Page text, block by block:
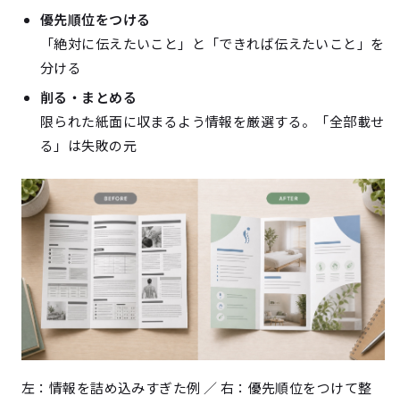
優先順位をつける
「絶対に伝えたいこと」と「できれば伝えたいこと」を
分ける
削る・まとめる
限られた紙面に収まるよう情報を厳選する。「全部載せ
る」は失敗の元
左：情報を詰め込みすぎた例 ／ 右：優先順位をつけて整